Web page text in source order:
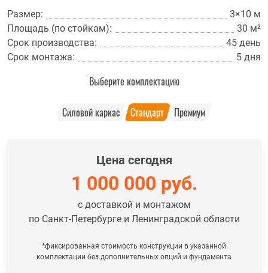
Размер:
3×10 м
Площадь (по стойкам):
30 м²
Срок производства:
45 день
Срок монтажа:
5 дня
Выберите комплектацию
Силовой каркас Стандарт Премиум
Цена сегодня
1 000 000 руб.
с доставкой и монтажом
по Санкт-Петербурге и Ленинградской области
*фиксированная стоимость конструкции в указанной
комплектации без дополнительных опций и фундамента